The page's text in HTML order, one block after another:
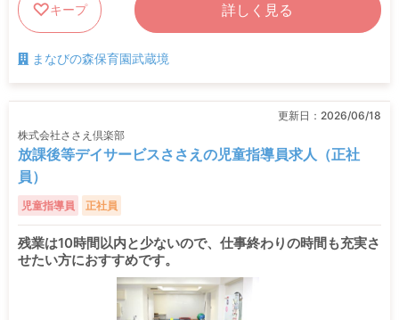
キープ 詳しく見る
まなびの森保育園武蔵境
更新日： 2026/06/18
株式会社ささえ倶楽部
放課後等デイサービスささえの児童指導員求人（正社
員）
児童指導員 正社員
残業は10時間以内と少ないので、仕事終わりの時間も充実さ
せたい方におすすめです。